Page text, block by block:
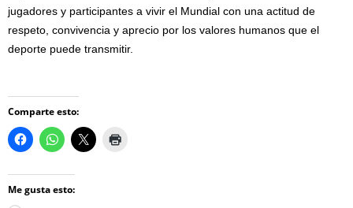
jugadores y participantes a vivir el Mundial con una actitud de
respeto, convivencia y aprecio por los valores humanos que el
deporte puede transmitir.
Comparte esto:
Me gusta esto: